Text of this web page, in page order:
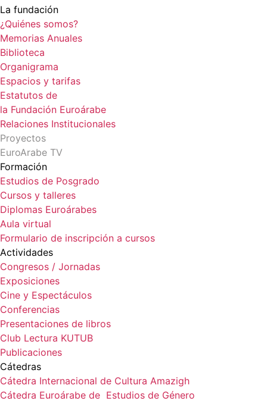
La fundación
¿Quiénes somos?
Memorias Anuales
Biblioteca
Organigrama
Espacios y tarifas
Estatutos de
la Fundación Euroárabe
Relaciones Institucionales
Proyectos
EuroArabe TV
Formación
Estudios de Posgrado
Cursos y talleres
Diplomas Euroárabes
Aula virtual
Formulario de inscripción a cursos
Actividades
Congresos / Jornadas
Exposiciones
Cine y Espectáculos
Conferencias
Presentaciones de libros
Club Lectura KUTUB
Publicaciones
Cátedras
Cátedra Internacional de Cultura Amazigh
Cátedra Euroárabe de Estudios de Género